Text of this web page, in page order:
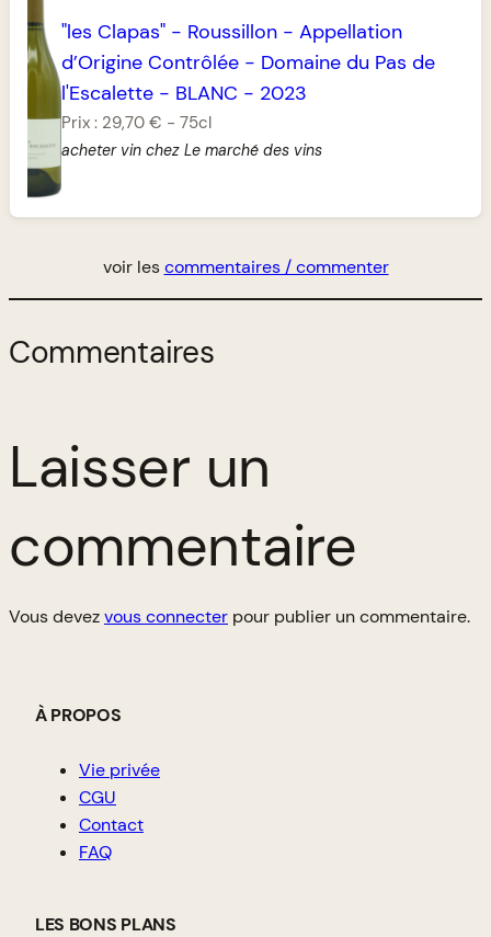
"les Clapas" - Roussillon - Appellation
d’Origine Contrôlée - Domaine du Pas de
l'Escalette - BLANC - 2023
Prix : 29,70 € - 75cl
acheter vin chez Le marché des vins
voir lescommentaires / commenter
Commentaires
Laisser un
commentaire
Vous devezvous connecter pour publier un commentaire.
À PROPOS
Vie privée
CGU
Contact
FAQ
LES BONS PLANS